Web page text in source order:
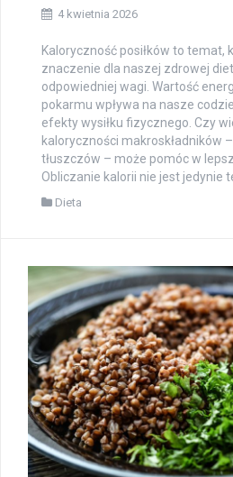
4 kwietnia 2026
Kaloryczność posiłków to temat,
znaczenie dla naszej zdrowej
odpowiedniej wagi. Wartość
pokarmu wpływa na nasze
efekty wysiłku fizycznego. Czy
kaloryczności makroskładników
tłuszczów – może pomóc w
Obliczanie kalorii nie jest jedynie
Dieta